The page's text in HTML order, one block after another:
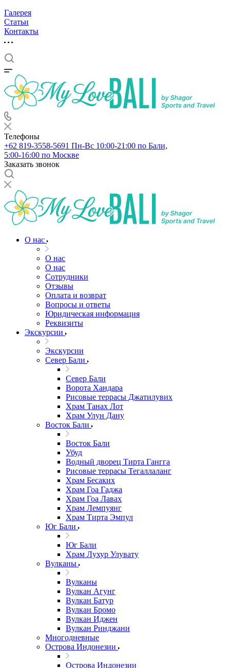
Галерея
Статьи
Контакты
Телефоны
+62 819‑3558‑5691‬ Пн-Вс 10:00-21:00 по Бали,
5:00-16:00 по Москве
Заказать звонок
О нас
О нас
О нас
Сотрудники
Отзывы
Оплата и возврат
Вопросы и ответы
Юридическая информация
Реквизиты
Экскурсии
Экскурсии
Север Бали
Север Бали
Ворота Хандара
Рисовые террасы Джатилувих
Храм Танах Лот
Храм Улун Дану
Восток Бали
Восток Бали
Убуд
Водный дворец Тирта Гангга
Рисовые террасы Тегаллаланг
Храм Бесаких
Храм Гоа Гаджа
Храм Гоа Лавах
Храм Лемпуянг
Храм Тирта Эмпул
Юг Бали
Юг Бали
Храм Лухур Улувату
Вулканы
Вулканы
Вулкан Агунг
Вулкан Батур
Вулкан Бромо
Вулкан Иджен
Вулкан Ринджани
Многодневные
Острова Индонезии
Острова Индонезии